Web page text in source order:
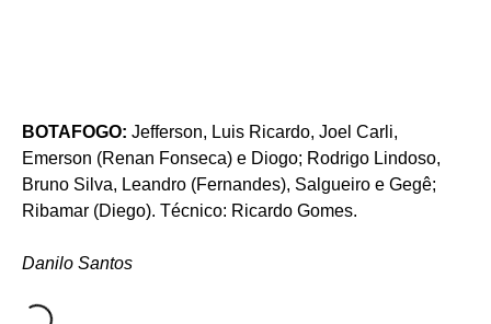
BOTAFOGO: Jefferson, Luis Ricardo, Joel Carli,
Emerson (Renan Fonseca) e Diogo; Rodrigo Lindoso,
Bruno Silva, Leandro (Fernandes), Salgueiro e Gegê;
Ribamar (Diego). Técnico: Ricardo Gomes.
Danilo Santos